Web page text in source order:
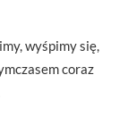
wyśpimy się,
coraz